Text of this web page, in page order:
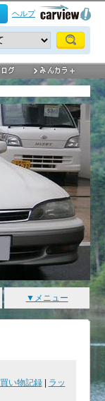
ヘルプ
▼メニュー
買い物記録|
ラッ